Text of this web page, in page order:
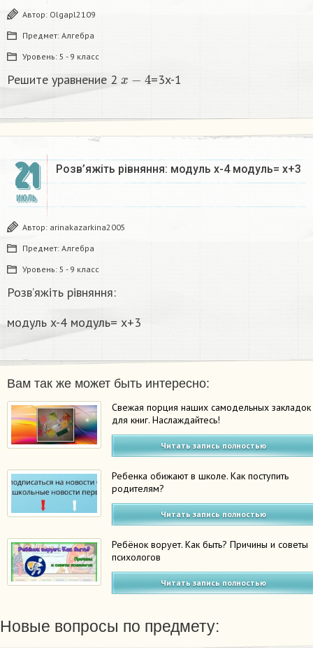
Автор: Olgapl2109
Предмет: Алгебра
Уровень: 5 - 9 класс
Решите уравнение 2 =3x-1
21
ИЮЛЬ
Розв’яжіть рівняння: модуль x-4 модуль= x+3
Автор: arinakazarkina2005
Предмет: Алгебра
Уровень: 5 - 9 класс
Розв’яжіть рівняння:
модуль x-4 модуль= x+3
Вам так же может быть интересно:
Свежая порция наших самодельных закладок
для книг. Наслаждайтесь!
Читать запись полностью
Ребенка обижают в школе. Как поступить
родителям?
Читать запись полностью
Ребёнок ворует. Как быть? Причины и советы
психологов
Читать запись полностью
Новые вопросы по предмету: